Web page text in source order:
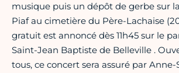
musique puis un dépôt de gerbe sur
Piaf au cimetière du Père-Lachaise
gratuit est annoncé dès 11h45 sur le
Saint-Jean Baptiste de Belleville .
tous, ce concert sera assuré par